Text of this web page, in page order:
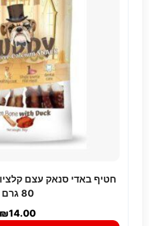
חטיף באדי סנאק עצם
80 גרם
₪14.00